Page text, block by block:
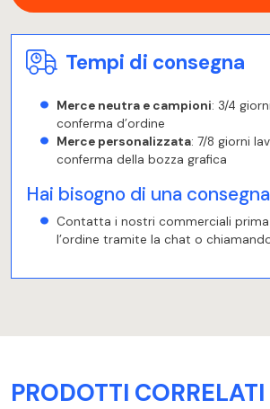
Tempi di consegna
Merce neutra e campioni: 3/4
conferma d’ordine
Merce personalizzata: 7/8 giorni
conferma della bozza grafica
Hai bisogno di una
Contatta i nostri commerciali
l’ordine tramite la chat o
PRODOTTI CORRELATI